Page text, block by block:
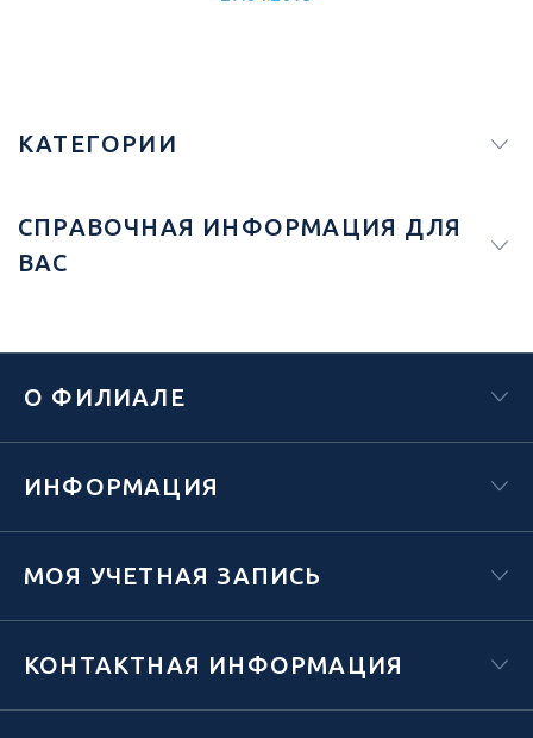
КАТЕГОРИИ
СПРАВОЧНАЯ ИНФОРМАЦИЯ ДЛЯ
ВАС
О ФИЛИАЛЕ
ИНФОРМАЦИЯ
МОЯ УЧЕТНАЯ ЗАПИСЬ
КОНТАКТНАЯ ИНФОРМАЦИЯ